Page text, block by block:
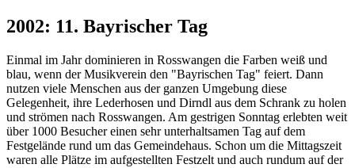
2002: 11. Bayrischer Tag
Einmal im Jahr dominieren in Rosswangen die Farben weiß und
blau, wenn der Musikverein den "Bayrischen Tag" feiert. Dann
nutzen viele Menschen aus der ganzen Umgebung diese
Gelegenheit, ihre Lederhosen und Dirndl aus dem Schrank zu holen
und strömen nach Rosswangen. Am gestrigen Sonntag erlebten weit
über 1000 Besucher einen sehr unterhaltsamen Tag auf dem
Festgelände rund um das Gemeindehaus. Schon um die Mittagszeit
waren alle Plätze im aufgestellten Festzelt und auch rundum auf der